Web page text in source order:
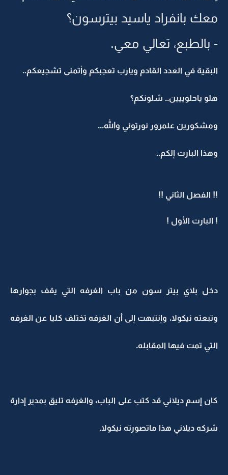
معك بانفراد ياسيد بيترسون؟
- بالطبع، تعالي معي.
البقية في العدد القادم ويارب تعجبكم وأتمنى تشجيعكم..
هلو ياحلوييين.. شلونكم؟
ومشكورين علمرور نورتوني والله...
وهذا البارت إلكم..
!! الفصل الثاني !!
! البارت الأول !
دخل بلاي بيتر سون من باب الغرفه التي يقف بجوارها
وتبعته نيكولا، وإنتبهت إلى أن الغرفه تختلف كليا عن الغرفه
التي تمت فيها المقابله.
كان إسم ديلاني قد كتب على الباب، والغرفه تليق بمدير إدارة
شركه ديلاني هذا ماتصورته نيكولا.